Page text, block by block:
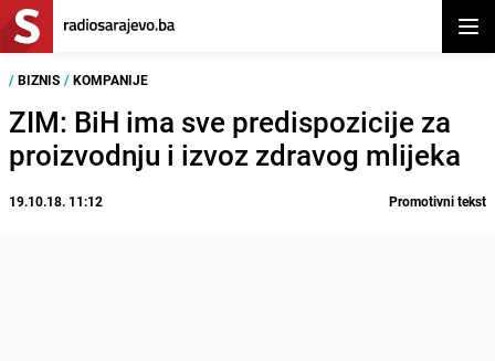
/ BIZNIS / KOMPANIJE
ZIM: BiH ima sve predispozicije za
proizvodnju i izvoz zdravog mlijeka
19.10.18. 11:12 Promotivni tekst